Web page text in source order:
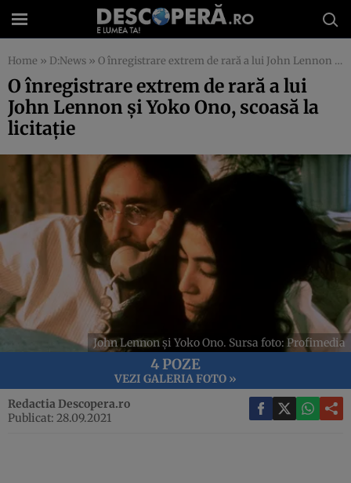
Home » D:News » O înregistrare extrem de rară a lui John Lennon și Yoko Ono, scoasă la licitație
O înregistrare extrem de rară a lui
John Lennon și Yoko Ono, scoasă la
licitație
John Lennon și Yoko Ono. Sursa foto: Profimedia
4 POZE
VEZI GALERIA FOTO »
Redactia Descopera.ro
Publicat: 28.09.2021